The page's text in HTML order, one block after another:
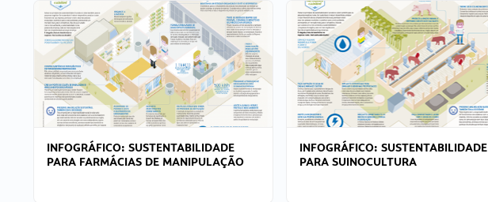
INFOGRÁFICO: SUSTENTABILIDADE
PARA FARMÁCIAS DE MANIPULAÇÃO
INFOGRÁFICO: SUSTENTABILIDADE
PARA SUINOCULTURA